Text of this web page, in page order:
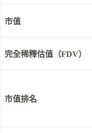
市值
完全稀釋估值（FDV）
市值排名